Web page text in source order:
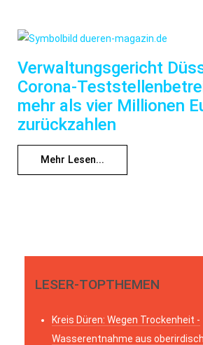
Verwaltungsgericht
Corona-
mehr als vier Millionen
zurückzahlen
Mehr Lesen...
LESER-TOPTHEMEN
Kreis Düren: Wegen Trockenheit -
Wasserentnahme aus